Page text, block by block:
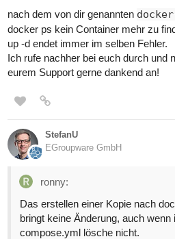
nach dem von dir genannten
docker ps kein Container mehr zu
up -d endet immer im selben Fehler.
Ich rufe nachher bei euch durch und
eurem Support gerne dankend an!
StefanU
EGroupware GmbH
ronny:
Das erstellen einer Kopie nach
bringt keine Änderung, auch
compose.yml lösche nicht.